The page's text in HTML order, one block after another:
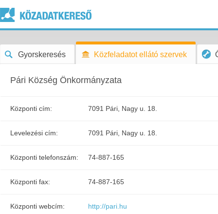
Gyorskeresés Közfeladatot ellátó szervek
Pári Község Önkormányzata
Központi cím: 7091 Pári, Nagy u. 18.
Levelezési cím: 7091 Pári, Nagy u. 18.
Központi telefonszám: 74-887-165
Központi fax: 74-887-165
Központi webcím: http://pari.hu